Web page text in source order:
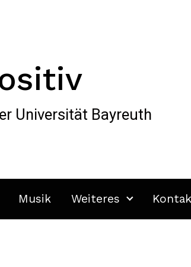
Universität Bayreuth
Musik Weiteres